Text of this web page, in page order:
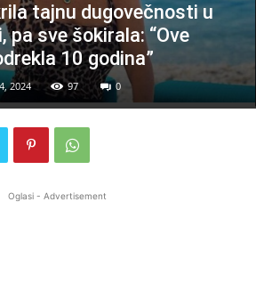
tajnu dugovečnosti u
pa sve šokirala: “Ove
10 godina”
2024 97 0
Oglasi - Advertisement